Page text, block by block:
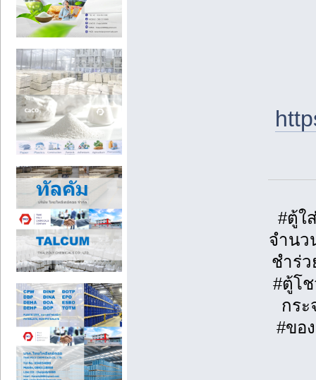
#ตู้ใ
จำนว
ชำร่
#ตู้โ
กร
#ขอ